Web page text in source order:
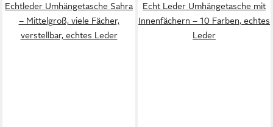
Echtleder Umhängetasche Sahra
– Mittelgroß, viele Fächer,
verstellbar, echtes Leder
Echt Leder Umhängetasche mit
Innenfächern – 10 Farben, echtes
Leder